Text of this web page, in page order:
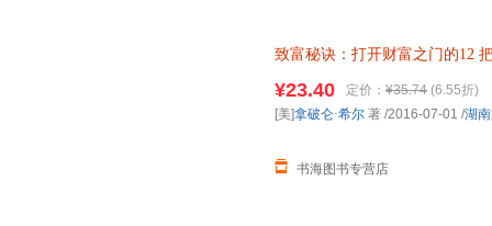
期待财富增值者阅读、使用并
致富秘诀：打开财富之门的12
¥23.40 定价： ¥35.74 (6.55折)
书海图书专营店
[美]拿破仑·希尔 著 /2016-07-01 /湖